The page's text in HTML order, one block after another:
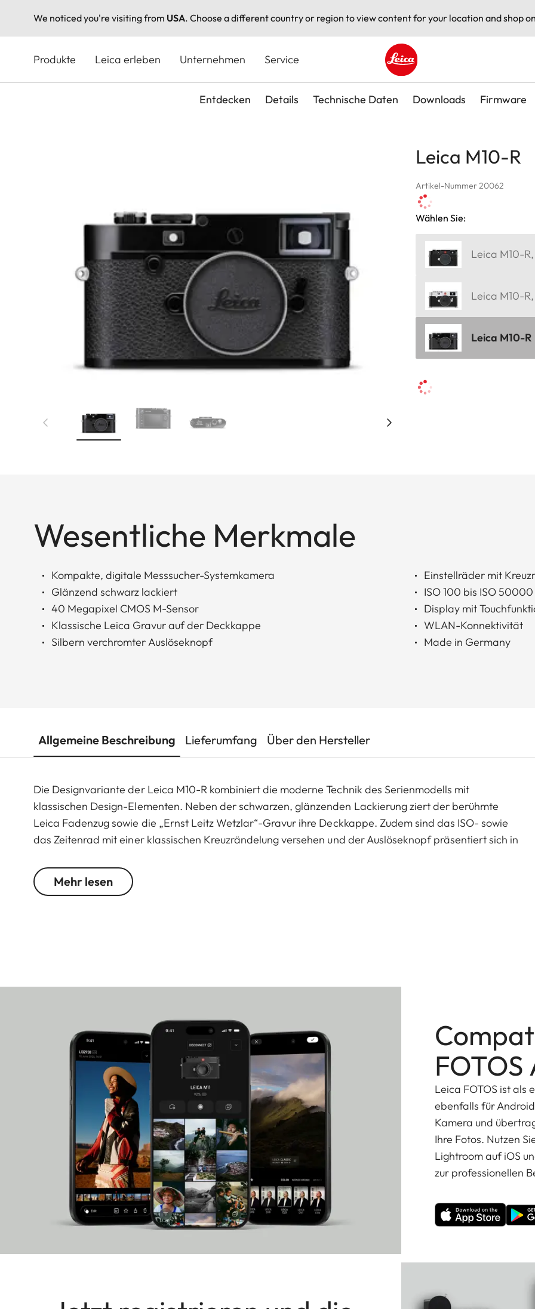
We noticed you're visiting from USA. Choose a different country or region to view content for your location and shop
Produkte Leica erleben Unternehmen Service
Leica logo - Home
Entdecken Details Technische Daten Downloads Firmware
Leica M10-R
Artikel-Nummer 20062
Wählen Sie:
Leica M10-
Leica M10-
Leica M10-R
Wesentliche Merkmale
Kompakte, digitale Messsucher-Systemkamera
Glänzend schwarz lackiert
40 Megapixel CMOS M-Sensor
Klassische Leica Gravur auf der Deckkappe
Silbern verchromter Auslöseknopf
Einstellräder mit
ISO 100 bis ISO 50000
Display mit
WLAN-Konnektivität
Made in Germany
Allgemeine Beschreibung Lieferumfang Über den Hersteller
Die Designvariante der Leica M10-R kombiniert die moderne Technik des Serienmodells mit
klassischen Design-Elementen. Neben der schwarzen, glänzenden Lackierung ziert der berühmte
Leica Fadenzug sowie die „Ernst Leitz Wetzlar“-Gravur ihre Deckkappe. Zudem sind das ISO- sowie
das Zeitenrad mit einer klassischen Kreuzrändelung versehen und der Auslöseknopf präsentiert sich in
Weltweit werden 2000 Exemplare der schwarz lackierten Leica M10-R erhältlich sein. In den
Leistungen und technischen Eigenschaften entspricht die Designvariante dem Serienmodell.
Mehr lesen
FOTOS
Leica FOTOS ist als
ebenfalls für
Kamera und
Ihre Fotos. Nutzen
Lightroom auf iOS
zur professionellen